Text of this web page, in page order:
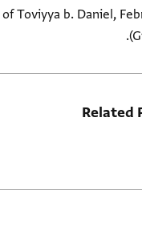
Toviyya b. Daniel,
Related